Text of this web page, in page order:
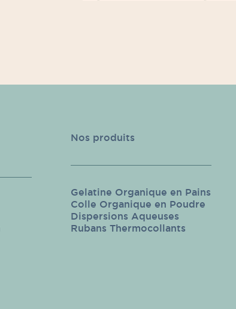
Nos produits
Gelatine Organique en Pains
Colle Organique en Poudre
Dispersions Aqueuses
Rubans Thermocollants